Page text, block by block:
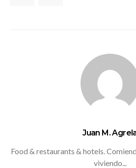
Juan M.
Food & restaurants & hotels.
viviendo...